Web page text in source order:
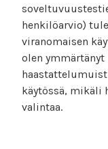
henkilöarvio)
viranomaisen
olen ymmärtänyt
käytössä, mikäli
valintaa.